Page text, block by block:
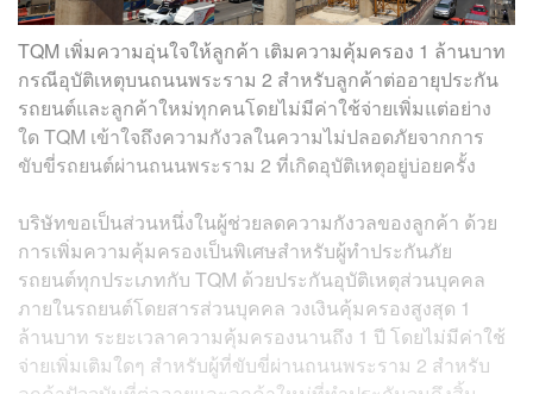
TQM เพิ่มความอุ่นใจให้ลูกค้า เติมความคุ้มครอง 1 ล้านบาท
กรณีอุบัติเหตุบนถนนพระราม 2 สำหรับลูกค้าต่ออายุประกัน
รถยนต์และลูกค้าใหม่ทุกคนโดยไม่มีค่าใช้จ่ายเพิ่มแต่อย่าง
ใด TQM เข้าใจถึงความกังวลในความไม่ปลอดภัยจากการ
ขับขี่รถยนต์ผ่านถนนพระราม 2 ที่เกิดอุบัติเหตุอยู่บ่อยครั้ง
บริษัทขอเป็นส่วนหนึ่งในผู้ช่วยลดความกังวลของลูกค้า ด้วย
การเพิ่มความคุ้มครองเป็นพิเศษสำหรับผู้ทำประกันภัย
รถยนต์ทุกประเภทกับ TQM ด้วยประกันอุบัติเหตุส่วนบุคคล
ภายในรถยนต์โดยสารส่วนบุคคล วงเงินคุ้มครองสูงสุด 1
ล้านบาท ระยะเวลาความคุ้มครองนานถึง 1 ปี โดยไม่มีค่าใช้
จ่ายเพิ่มเติมใดๆ สำหรับผู้ที่ขับขี่ผ่านถนนพระราม 2 สำหรับ